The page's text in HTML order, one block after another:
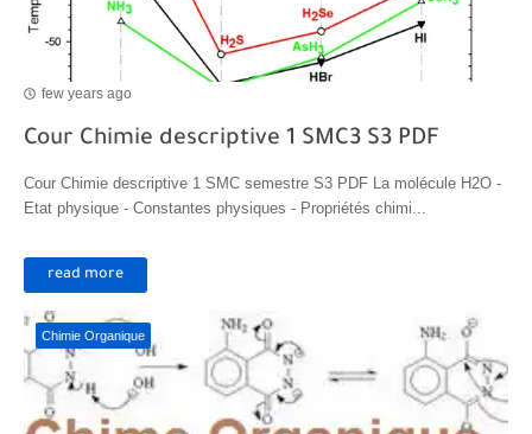
few years ago
Cour Chimie descriptive 1 SMC3 S3 PDF
Cour Chimie descriptive 1 SMC semestre S3 PDF La molécule H2O -
Etat physique - Constantes physiques - Propriétés chimi...
read more
Chimie Organique